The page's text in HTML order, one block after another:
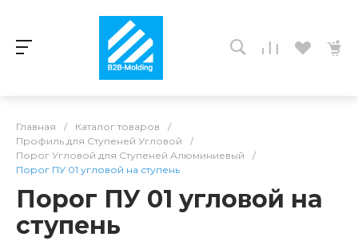
Главная / Каталог товаров
/
Профиль для Ступеней Угловой
/
Порог Угловой для Ступеней Алюминиевый
/
Порог ПУ 01 угловой на ступень
Порог ПУ 01 угловой на
ступень